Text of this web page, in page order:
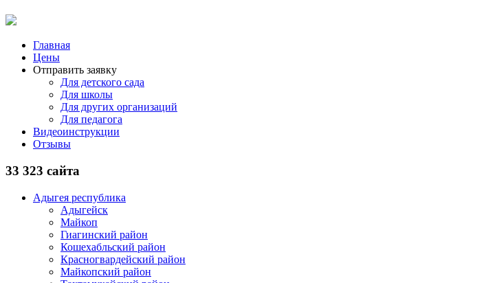
Главная
Цены
Отправить заявку
Для детского сада
Для школы
Для других организаций
Для педагога
Видеоинструкции
Отзывы
33 323 сайта
Адыгея республика
Адыгейск
Майкоп
Гиагинский район
Кошехабльский район
Красногвардейский район
Майкопский район